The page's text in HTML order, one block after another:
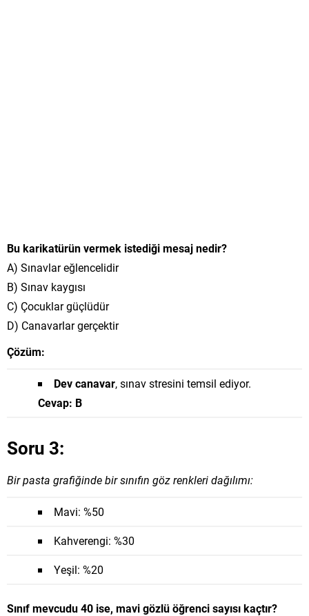
Bu karikatürün vermek istediği mesaj nedir?
A) Sınavlar eğlencelidir
B) Sınav kaygısı
C) Çocuklar güçlüdür
D) Canavarlar gerçektir
Çözüm:
Dev canavar, sınav stresini temsil ediyor.
Cevap: B
Soru 3:
Bir pasta grafiğinde bir sınıfın göz renkleri dağılımı:
Mavi: %50
Kahverengi: %30
Yeşil: %20
Sınıf mevcudu 40 ise, mavi gözlü öğrenci sayısı kaçtır?